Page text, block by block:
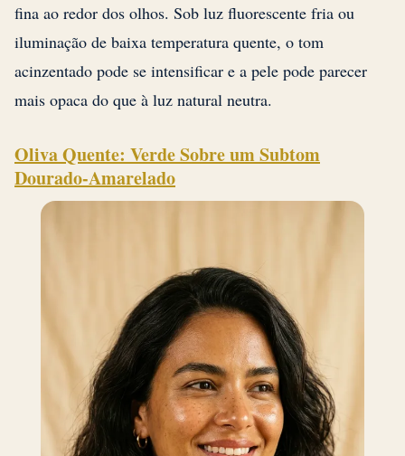
fina ao redor dos olhos. Sob luz fluorescente fria ou
iluminação de baixa temperatura quente, o tom
acinzentado pode se intensificar e a pele pode parecer
mais opaca do que à luz natural neutra.
Oliva Quente: Verde Sobre um Subtom
Dourado-Amarelado